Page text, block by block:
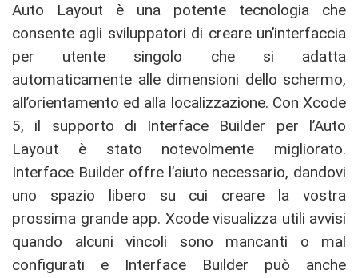
Auto Layout è una potente tecnologia che
consente agli sviluppatori di creare un’interfaccia
per utente singolo che si adatta
automaticamente alle dimensioni dello schermo,
all’orientamento ed alla localizzazione. Con Xcode
5, il supporto di Interface Builder per l’Auto
Layout è stato notevolmente migliorato.
Interface Builder offre l’aiuto necessario, dandovi
uno spazio libero su cui creare la vostra
prossima grande app. Xcode visualizza utili avvisi
quando alcuni vincoli sono mancanti o mal
configurati e Interface Builder può anche